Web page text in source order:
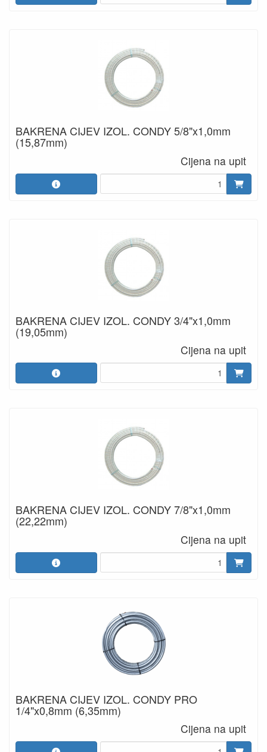
BAKRENA CIJEV IZOL. CONDY 5/8"x1,0mm
(15,87mm)
Cijena na upit
BAKRENA CIJEV IZOL. CONDY 3/4"x1,0mm
(19,05mm)
Cijena na upit
BAKRENA CIJEV IZOL. CONDY 7/8"x1,0mm
(22,22mm)
Cijena na upit
BAKRENA CIJEV IZOL. CONDY PRO
1/4"x0,8mm (6,35mm)
Cijena na upit